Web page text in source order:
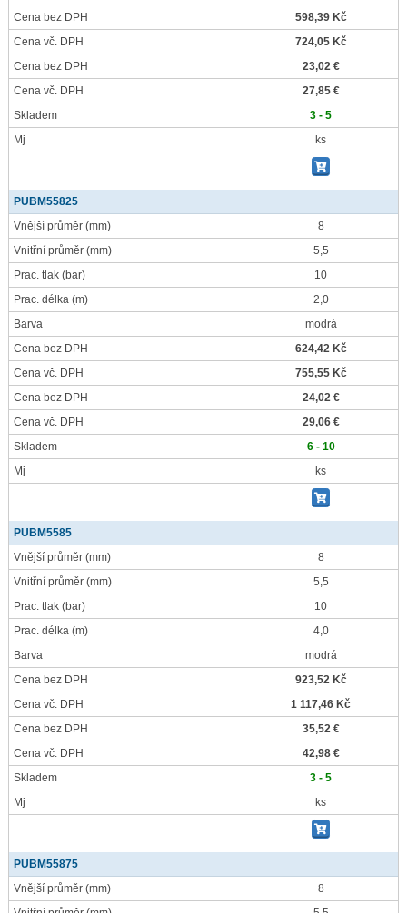
Cena bez DPH
598,39 Kč
Cena vč. DPH
724,05 Kč
Cena bez DPH
23,02 €
Cena vč. DPH
27,85 €
Skladem
3 - 5
Mj
ks
PUBM55825
Vnější průměr (mm)
8
Vnitřní průměr (mm)
5,5
Prac. tlak (bar)
10
Prac. délka (m)
2,0
Barva
modrá
Cena bez DPH
624,42 Kč
Cena vč. DPH
755,55 Kč
Cena bez DPH
24,02 €
Cena vč. DPH
29,06 €
Skladem
6 - 10
Mj
ks
PUBM5585
Vnější průměr (mm)
8
Vnitřní průměr (mm)
5,5
Prac. tlak (bar)
10
Prac. délka (m)
4,0
Barva
modrá
Cena bez DPH
923,52 Kč
Cena vč. DPH
1 117,46 Kč
Cena bez DPH
35,52 €
Cena vč. DPH
42,98 €
Skladem
3 - 5
Mj
ks
PUBM55875
Vnější průměr (mm)
8